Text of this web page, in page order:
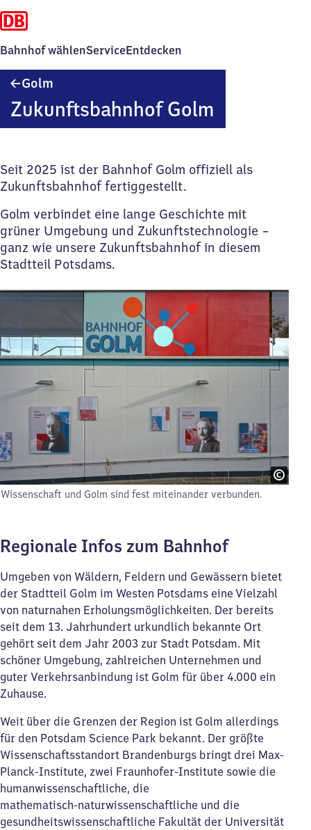
Bahnhof wählenServiceEntdecken
Golm
Zukunftsbahnhof Golm
Seit 2025 ist der Bahnhof Golm offiziell als
Zukunftsbahnhof fertiggestellt.
Golm verbindet eine lange Geschichte mit
grüner Umgebung und Zukunftstechnologie –
ganz wie unsere Zukunftsbahnhof in diesem
Stadtteil Potsdams.
Wissenschaft und Golm sind fest miteinander verbunden.
Regionale Infos zum Bahnhof
Umgeben von Wäldern, Feldern und Gewässern bietet
der Stadtteil Golm im Westen Potsdams eine Vielzahl
von naturnahen Erholungsmöglichkeiten. Der bereits
seit dem 13. Jahrhundert urkundlich bekannte Ort
gehört seit dem Jahr 2003 zur Stadt Potsdam. Mit
schöner Umgebung, zahlreichen Unternehmen und
guter Verkehrsanbindung ist Golm für über 4.000 ein
Zuhause.
Weit über die Grenzen der Region ist Golm allerdings
für den Potsdam Science Park bekannt. Der größte
Wissenschaftsstandort Brandenburgs bringt drei Max-
Planck-Institute, zwei Fraunhofer-Institute sowie die
humanwissenschaftliche, die
mathematisch‑naturwissenschaftliche und die
gesundheitswissenschaftliche Fakultät der Universität